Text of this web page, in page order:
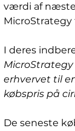
værdi af
I deres
erhvervet til
købspris på
De seneste